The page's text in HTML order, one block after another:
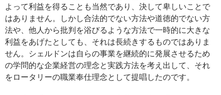
よって利益を得ることも当然であり、決して卑しいことで
はありません。しかし合法的でない方法や道徳的でない方
法や、他人から批判を浴びるような方法で一時的に大きな
利益をあげたとしても、それは長続きするものではありま
せん。シェルドンは自らの事業を継続的に発展させるため
の学問的な企業経営の理念と実践方法を考え出して、それ
をロータリーの職業奉仕理念として提唱したのです。